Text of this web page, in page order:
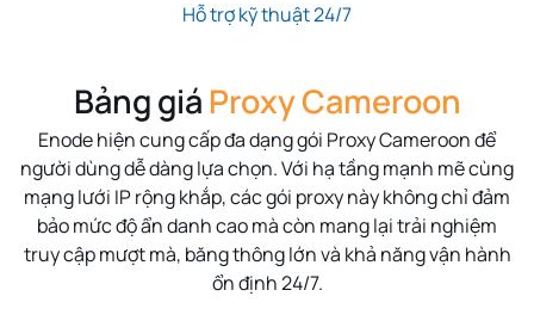
Hỗ trợ kỹ thuật 24/7
Bảng giá Proxy Cameroon
Enode hiện cung cấp đa dạng gói Proxy Cameroon để
người dùng dễ dàng lựa chọn. Với hạ tầng mạnh mẽ cùng
mạng lưới IP rộng khắp, các gói proxy này không chỉ đảm
bảo mức độ ẩn danh cao mà còn mang lại trải nghiệm
truy cập mượt mà, băng thông lớn và khả năng vận hành
ổn định 24/7.